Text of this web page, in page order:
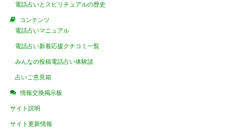
電話占いとスピリチュアルの歴史
コンテンツ
電話占いマニュアル
電話占い新着応援クチコミ一覧
みんなの投稿電話占い体験談
占いご意見箱
情報交換掲示板
サイト説明
サイト更新情報